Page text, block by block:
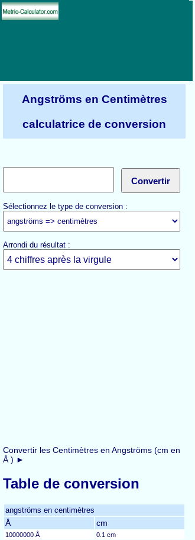
Angströms en Centimètres
calculatrice de conversion
Sélectionnez le type de conversion :
Arrondi du résultat :
Convertir les Centimètres en Angströms (cm en
Å ) ►
Table de conversion
angströms en centimètres
Å cm
10000000 Å
0.1 cm